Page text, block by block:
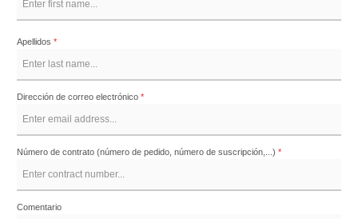
Apellidos *
Dirección de correo electrónico *
Número de contrato (número de pedido, número de suscripción,...) *
Comentario